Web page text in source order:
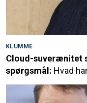
KLUMME
Cloud-suverænitet
spørgsmål: Hvad